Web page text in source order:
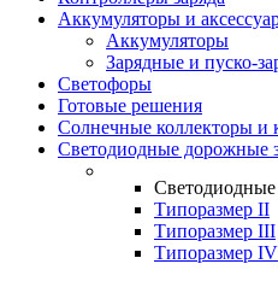
Аккумуляторы и
Аккумуляторы
Зарядные и пуско-
Светофоры
Готовые решения
Солнечные коллекторы и
Светодиодные дорожные
Типоразмер II
Типоразмер III
Типоразмер IV